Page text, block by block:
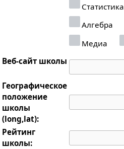
Статистика
Алгебра
Медиа
Веб-сайт школы
Географическое
положение
школы
(long,lat):
Рейтинг
школы: